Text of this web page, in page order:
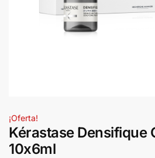
¡Oferta!
Kérastase Densifique
10x6ml